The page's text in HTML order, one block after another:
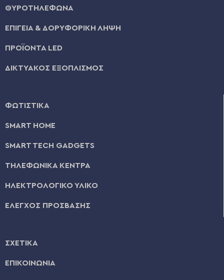
ΘΥΡΟΤΗΛΕΦΩΝΑ
ΕΠΙΓΕΙΑ & ΔΟΡΥΦΟΡΙΚΗ ΛΗΨΗ
ΠΡΟΪΟΝΤΑ LED
ΔΙΚΤΥΑΚΟΣ ΕΞΟΠΛΙΣΜΟΣ
ΦΩΤΙΣΤΙΚΑ
SMART HOME
SMART TECH GADGETS
ΤΗΛΕΦΩΝΙΚΑ ΚΕΝΤΡΑ
ΗΛΕΚΤΡΟΛΟΓΙΚΟ ΥΛΙΚΟ
ΕΛΕΓΧΟΣ ΠΡΟΣΒΑΣΗΣ
ΣΧΕΤΙΚΑ
ΕΠΙΚΟΙΝΩΝΙΑ